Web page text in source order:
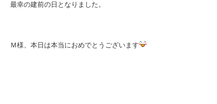
最幸の建前の日となりました。
Ｍ様、本日は本当におめでとうございます